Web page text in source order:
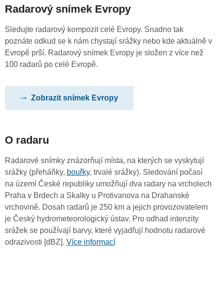
Radarový snímek Evropy
Sledujte radarový kompozit celé Evropy. Snadno tak
poznáte odkud se k nám chystají srážky nebo kde aktuálně v
Evropě prší. Radarový snímek Evropy je složen z více než
100 radarů po celé Evropě.
Zobrazit snímek Evropy
O radaru
Radarové snímky znázorňují místa, na kterých se vyskytují
srážky (přeháňky, bouřky, trvalé srážky). Sledování počasí
na území České republiky umožňují dva radary na vrcholech
Praha v Brdech a Skalky u Protivanova na Drahanské
vrchovině. Dosah radarů je 250 km a jejich provozovatelem
je Český hydrometeorologický ústav. Pro odhad intenzity
srážek se používají barvy, které vyjadřují hodnotu radarové
odrazivosti [dBZ]. Více informací